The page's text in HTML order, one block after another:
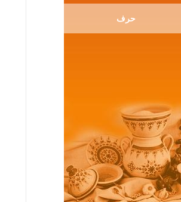
حرف